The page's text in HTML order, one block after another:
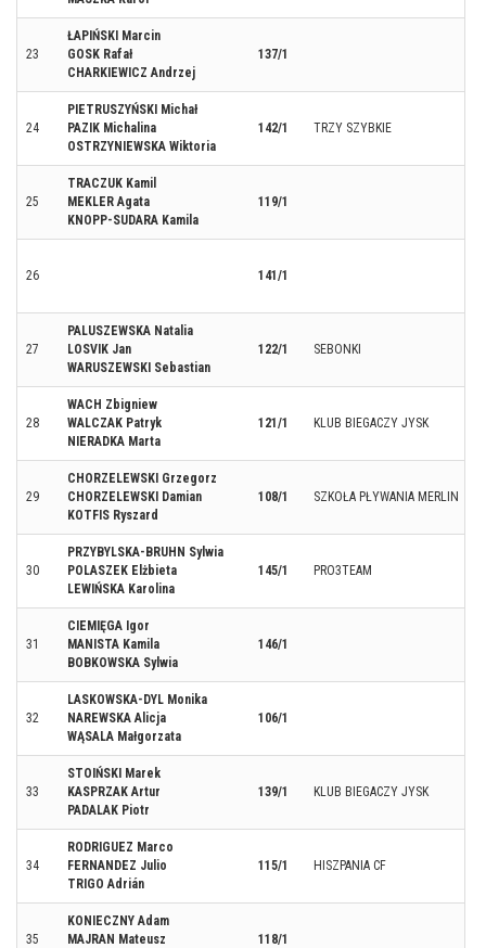
23
ŁAPIŃSKI Marcin
GOSK Rafał
CHARKIEWICZ Andrzej
137/1
24
PIETRUSZYŃSKI Michał
PAZIK Michalina
OSTRZYNIEWSKA Wiktoria
142/1 TRZY SZYBKIE
25
TRACZUK Kamil
MEKLER Agata
KNOPP-SUDARA Kamila
119/1
26 141/1
27
PALUSZEWSKA Natalia
LOSVIK Jan
WARUSZEWSKI Sebastian
122/1 SEBONKI
28
WACH Zbigniew
WALCZAK Patryk
NIERADKA Marta
121/1 KLUB BIEGACZY JYSK
29
CHORZELEWSKI Grzegorz
CHORZELEWSKI Damian
KOTFIS Ryszard
108/1 SZKOŁA PŁYWANIA MERLIN
30
PRZYBYLSKA-BRUHN Sylwia
POLASZEK Elżbieta
LEWIŃSKA Karolina
145/1 PRO3TEAM
31
CIEMIĘGA Igor
MANISTA Kamila
BOBKOWSKA Sylwia
146/1
32
LASKOWSKA-DYL Monika
NAREWSKA Alicja
WĄSALA Małgorzata
106/1
33
STOIŃSKI Marek
KASPRZAK Artur
PADALAK Piotr
139/1 KLUB BIEGACZY JYSK
34
RODRIGUEZ Marco
FERNANDEZ Julio
TRIGO Adrián
115/1 HISZPANIA CF
35
KONIECZNY Adam
MAJRAN Mateusz
118/1